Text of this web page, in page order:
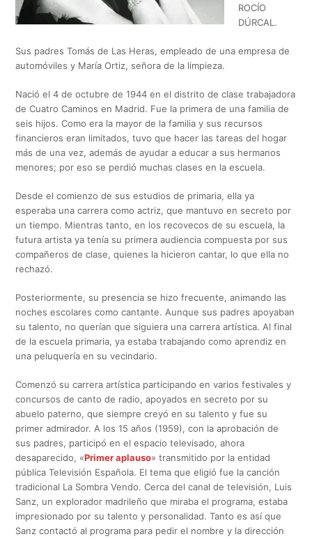
ROCÍO
DÚRCAL.
Sus padres Tomás de Las Heras, empleado de una empresa de
automóviles y María Ortiz, señora de la limpieza.
Nació el 4 de octubre de 1944 en el distrito de clase trabajadora
de Cuatro Caminos en Madrid. Fue la primera de una familia de
seis hijos. Como era la mayor de la familia y sus recursos
financieros eran limitados, tuvo que hacer las tareas del hogar
más de una vez, además de ayudar a educar a sus hermanos
menores; por eso se perdió muchas clases en la escuela.
Desde el comienzo de sus estudios de primaria, ella ya
esperaba una carrera como actriz, que mantuvo en secreto por
un tiempo. Mientras tanto, en los recovecos de su escuela, la
futura artista ya tenía su primera audiencia compuesta por sus
compañeros de clase, quienes la hicieron cantar, lo que ella no
rechazó.
Posteriormente, su presencia se hizo frecuente, animando las
noches escolares como cantante. Aunque sus padres apoyaban
su talento, no querían que siguiera una carrera artística. Al final
de la escuela primaria, ya estaba trabajando como aprendiz en
una peluquería en su vecindario.
Comenzó su carrera artística participando en varios festivales y
concursos de canto de radio, apoyados en secreto por su
abuelo paterno, que siempre creyó en su talento y fue su
primer admirador. A los 15 años (1959), con la aprobación de
sus padres, participó en el espacio televisado, ahora
desaparecido, «Primer aplauso» transmitido por la entidad
pública Televisión Española. El tema que eligió fue la canción
tradicional La Sombra Vendo. Cerca del canal de televisión, Luis
Sanz, un explorador madrileño que miraba el programa, estaba
impresionado por su talento y personalidad. Tanto es así que
Sanz contactó al programa para pedir el nombre y la dirección